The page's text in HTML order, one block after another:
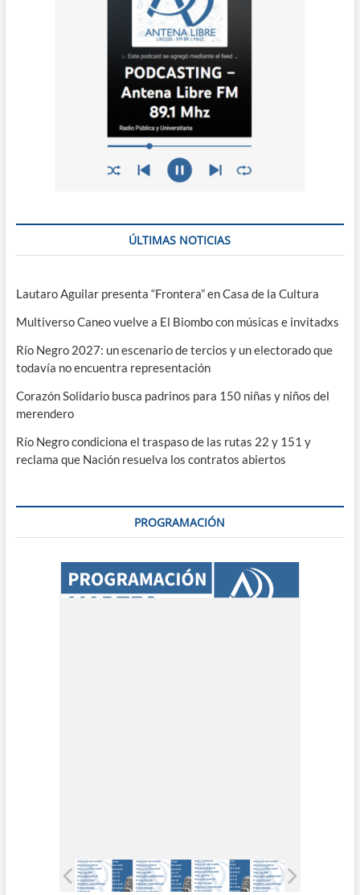
ÚLTIMAS NOTICIAS
Lautaro Aguilar presenta “Frontera” en Casa de la Cultura
Multiverso Caneo vuelve a El Biombo con músicas e invitadxs
Río Negro 2027: un escenario de tercios y un electorado que
todavía no encuentra representación
Corazón Solidario busca padrinos para 150 niñas y niños del
merendero
Río Negro condiciona el traspaso de las rutas 22 y 151 y
reclama que Nación resuelva los contratos abiertos
PROGRAMACIÓN